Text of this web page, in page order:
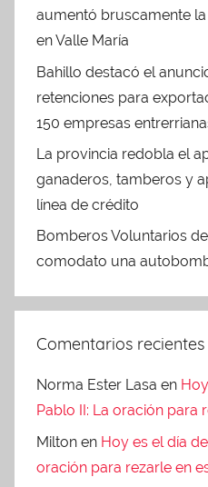
aumentó bruscamente
en Valle María
Bahillo destacó el
retenciones para
150 empresas
La provincia redobla el
ganaderos, tamberos y
línea de crédito
Bomberos Voluntarios
comodato una
Comentarios recientes
Norma Ester Lasa en
Pablo II: La oración para
Milton en Hoy es el día
oración para rezarle en